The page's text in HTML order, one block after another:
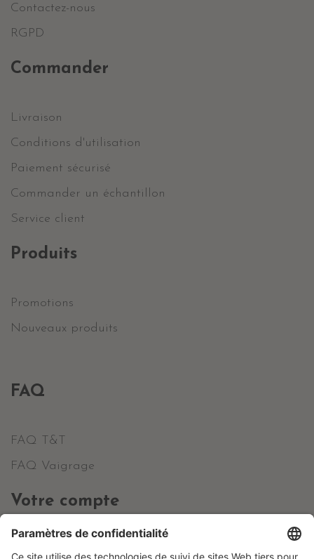
Contactez-nous
RGPD
Commander
Livraison
Conditions d'utilisation
Paiement sécurisé
Commander un échantillon
Service client
Produits
Promotions
Nouveaux produits
FAQ
FAQ T&T
FAQ Vaigrage
Votre compte
Informations personnelles